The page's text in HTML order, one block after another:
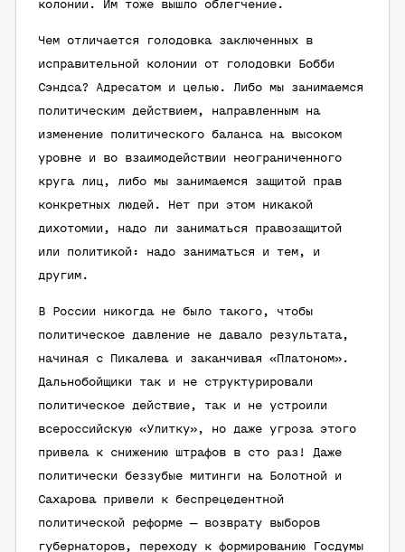
колонии. Им тоже вышло облегчение.
Чем отличается голодовка заключенных в
исправительной колонии от голодовки Бобби
Сэндса? Адресатом и целью. Либо мы занимаемся
политическим действием, направленным на
изменение политического баланса на высоком
уровне и во взаимодействии неограниченного
круга лиц, либо мы занимаемся защитой прав
конкретных людей. Нет при этом никакой
дихотомии, надо ли заниматься правозащитой
или политикой: надо заниматься и тем, и
другим.
В России никогда не было такого, чтобы
политическое давление не давало результата,
начиная с Пикалева и заканчивая «Платоном».
Дальнобойщики так и не структурировали
политическое действие, так и не устроили
всероссийскую «Улитку», но даже угроза этого
привела к снижению штрафов в сто раз! Даже
политически беззубые митинги на Болотной и
Сахарова привели к беспрецедентной
политической реформе — возврату выборов
губернаторов, переходу к формированию Госдумы